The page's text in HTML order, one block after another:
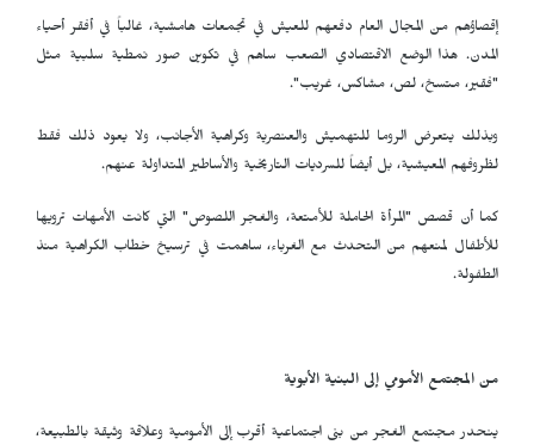
إقصاؤهم من المجال العام دفعهم للعيش في تجمعات هامشية، غالباً في أفقر أحياء
المدن. هذا الوضع الاقتصادي الصعب ساهم في تكوين صور نمطية سلبية مثل
"فقير، متسخ، لص، مشاكس، غريب".
وبذلك يتعرض الروما للتهميش والعنصرية وكراهية الأجانب، ولا يعود ذلك فقط
لظروفهم المعيشية، بل أيضاً للسرديات التاريخية والأساطير المتداولة عنهم.
كما أن قصص "المرأة الحاملة للأمتعة، والغجر اللصوص" التي كانت الأمهات ترويها
للأطفال لمنعهم من التحدث مع الغرباء، ساهمت في ترسيخ خطاب الكراهية منذ
الطفولة.
من المجتمع الأمومي إلى البنية الأبوية
ينحدر مجتمع الغجر من بنى اجتماعية أقرب إلى الأمومية وعلاقة وثيقة بالطبيعة،